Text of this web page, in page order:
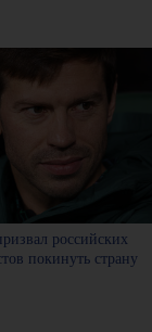
российских
покинуть страну